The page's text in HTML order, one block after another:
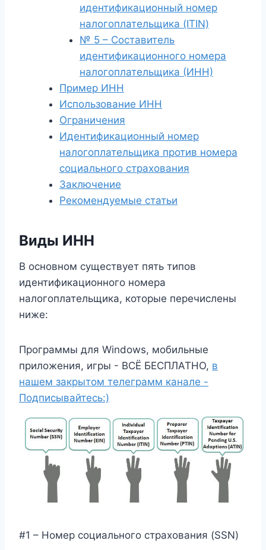
идентификационный номер
налогоплательщика (ITIN)
№ 5 – Составитель
идентификационного номера
налогоплательщика (ИНН)
Пример ИНН
Использование ИНН
Ограничения
Идентификационный номер
налогоплательщика против номера
социального страхования
Заключение
Рекомендуемые статьи
Виды ИНН
В основном существует пять типов
идентификационного номера
налогоплательщика, которые перечислены
ниже:
Программы для Windows, мобильные
приложения, игры - ВСЁ БЕСПЛАТНО, в
нашем закрытом телеграмм канале -
Подписывайтесь:)
#1 – Номер социального страхования (SSN)